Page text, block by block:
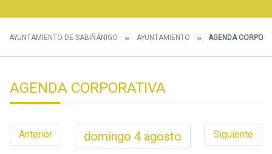
AYUNTAMIENTO DE SABIÑÁNIGO AYUNTAMIENTO AGENDA
AGENDA CORPORATIVA
Anterior domingo 4 agosto Siguiente